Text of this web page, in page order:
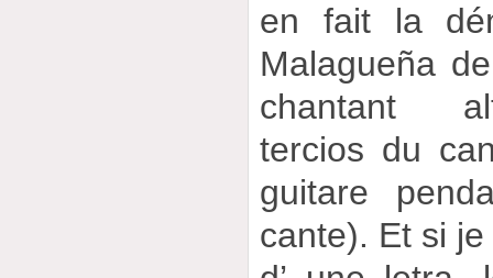
en fait la
Malagueña
chantant
tercios du
guitare
cante). Et si